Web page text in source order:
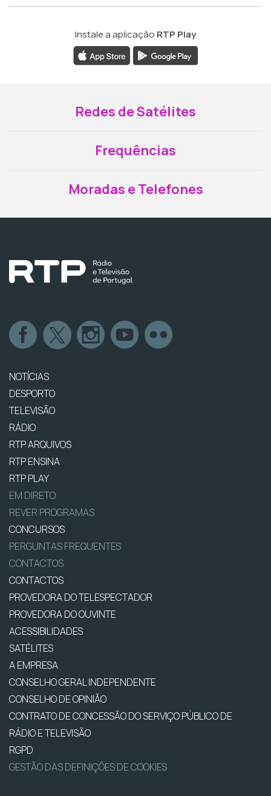
Instale a aplicação RTP Play
Redes de Satélites
Frequências
Moradas e Telefones
NOTÍCIAS
DESPORTO
TELEVISÃO
RÁDIO
RTP ARQUIVOS
RTP ENSINA
RTP PLAY
EM DIRETO
REVER PROGRAMAS
CONCURSOS
PERGUNTAS FREQUENTES
CONTACTOS
CONTACTOS
PROVEDORA DO TELESPECTADOR
PROVEDORA DO OUVINTE
ACESSIBILIDADES
SATÉLITES
A EMPRESA
CONSELHO GERAL INDEPENDENTE
CONSELHO DE OPINIÃO
CONTRATO DE CONCESSÃO DO SERVIÇO PÚBLICO DE
RÁDIO E TELEVISÃO
RGPD
GESTÃO DAS DEFINIÇÕES DE COOKIES